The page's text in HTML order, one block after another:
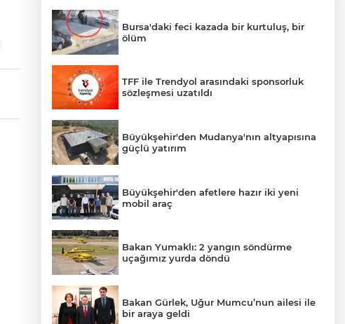
Bursa'daki feci kazada bir kurtuluş, bir
ölüm
TFF ile Trendyol arasındaki sponsorluk
sözleşmesi uzatıldı
Büyükşehir'den Mudanya'nın altyapısına
güçlü yatırım
Büyükşehir'den afetlere hazır iki yeni
mobil araç
Bakan Yumaklı: 2 yangın söndürme
uçağımız yurda döndü
Bakan Gürlek, Uğur Mumcu’nun ailesi ile
bir araya geldi